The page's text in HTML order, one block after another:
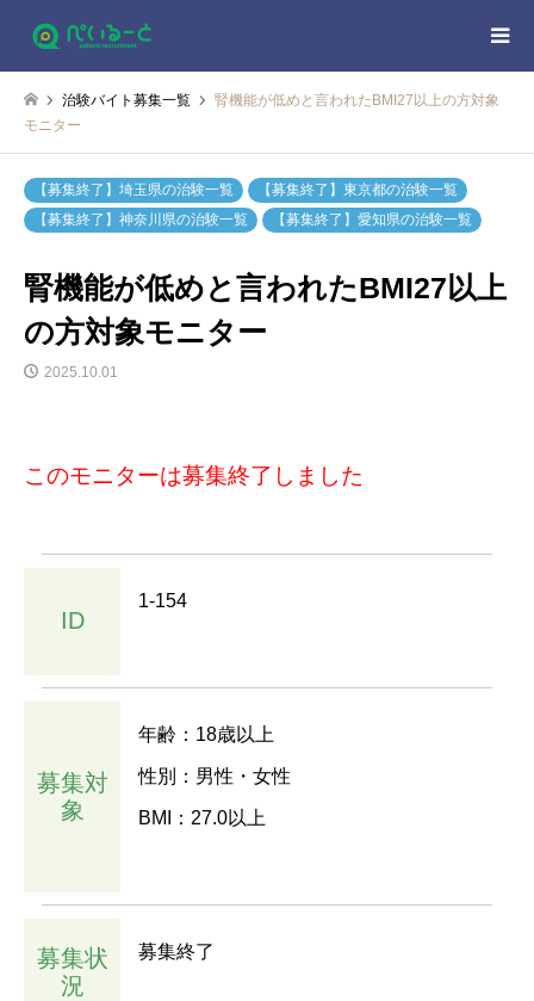
治験バイト募集一覧
腎機能が低めと言われたBMI27以上の方対象
モニター
【募集終了】埼玉県の治験一覧
【募集終了】東京都の治験一覧
【募集終了】神奈川県の治験一覧
【募集終了】愛知県の治験一覧
腎機能が低めと言われたBMI27以上
の方対象モニター
2025.10.01
このモニターは募集終了しました
ID
1-154
募集対
象
年齢：18歳以上
性別：男性・女性
BMI：27.0以上
募集状
況
募集終了